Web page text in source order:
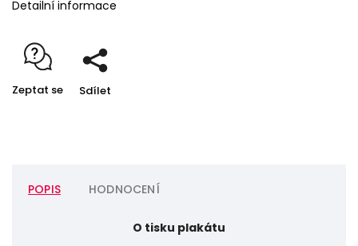
Detailní informace
Zeptat se Sdílet
POPIS HODNOCENÍ
O tisku plakátu